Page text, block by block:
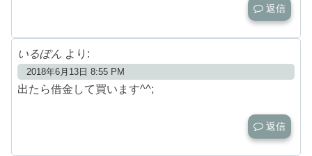
返信
いるぽん より:
2018年6月13日 8:55 PM
出たら借金して買います^^;
返信